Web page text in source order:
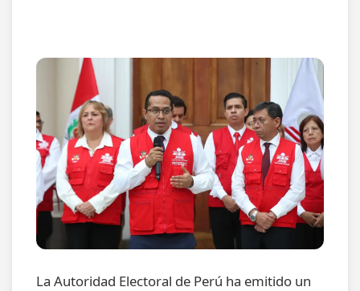
La Autoridad Electoral de Perú ha emitido un